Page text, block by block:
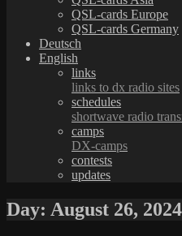
QSL-cards Europe
QSL-cards Germany
Deutsch
English
links
links to dx radio sites
schedules
shortwave radio
camps
DX-camps
contests
updates
Day: August 26, 2024